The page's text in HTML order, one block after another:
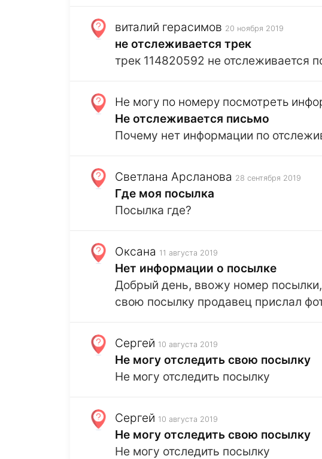
виталий герасимов 20 ноября 2019
не отслеживается трек
трек 114820592 не отслеживается
Не могу по номеру посмотреть
Не отслеживается письмо
Почему нет информации по
Светлана Арсланова 28 сентября 2019
Где моя посылка
Посылка где?
Оксана 11 августа 2019
Нет информации о посылке
Добрый день, ввожу номер
свою посылку продавец прислал
Сергей 10 августа 2019
Не могу отследить свою посылку
Не могу отследить посылку
Сергей 10 августа 2019
Не могу отследить свою посылку
Не могу отследить посылку